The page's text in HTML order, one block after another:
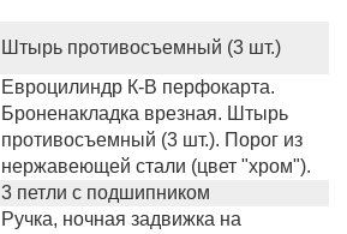
Штырь противосъемный (3 шт.)
Евроцилиндр К-В перфокарта.
Броненакладка врезная. Штырь
противосъемный (3 шт.). Порог из
нержавеющей стали (цвет "хром").
3 петли с подшипником
Ручка, ночная задвижка на